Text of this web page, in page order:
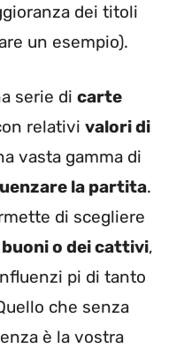
dei titoli
un esempio).
serie di carte
relativi valori di
vasta gamma di
la partita.
di scegliere
o dei cattivi,
pi di tanto
che senza
è la vostra